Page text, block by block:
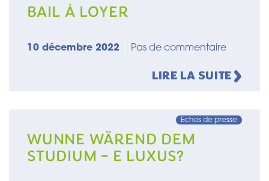
BAIL À LOYER
10 décembre 2022 Pas de commentaire
LIRE LA SUITE
Echos de presse
WUNNE WÄREND DEM
STUDIUM – E LUXUS?